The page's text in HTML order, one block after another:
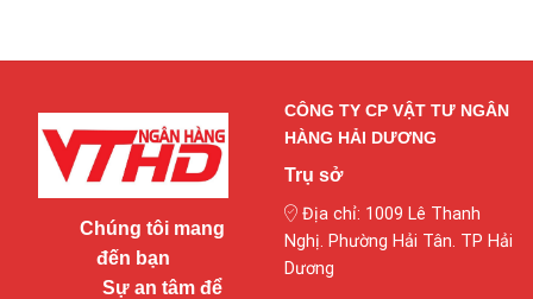
Chúng tôi mang
đến bạn
Sự an tâm để
CÔNG TY CP VẬT TƯ NGÂN
HÀNG HẢI DƯƠNG
Trụ sở
Địa chỉ: 1009 Lê Thanh
Nghị. Phường Hải Tân. TP Hải
Dương